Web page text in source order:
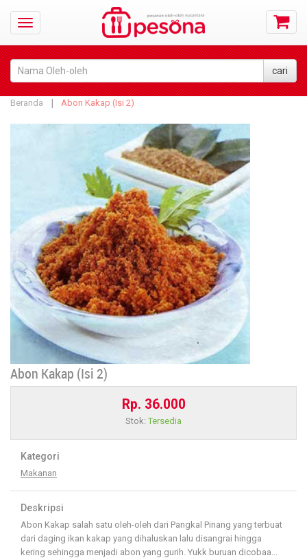
Beranda Abon Kakap (Isi 2)
Abon Kakap (Isi 2)
Rp. 36.000
Stok: Tersedia
Kategori
Makanan
Deskripsi
Abon Kakap salah satu oleh-oleh dari Pangkal Pinang yang terbuat
dari daging ikan kakap yang dihaluskan lalu disangrai hingga
kering sehingga menjadi abon yang gurih. Yukk buruan dicobaa...